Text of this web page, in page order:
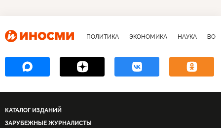
ПОЛИТИКА ЭКОНОМИКА НАУКА
КАТАЛОГ ИЗДАНИЙ
ЗАРУБЕЖНЫЕ ЖУРНАЛИСТЫ